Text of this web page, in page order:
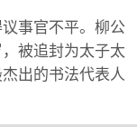
事官不平。柳公
被追封为太子太
出的书法代表人